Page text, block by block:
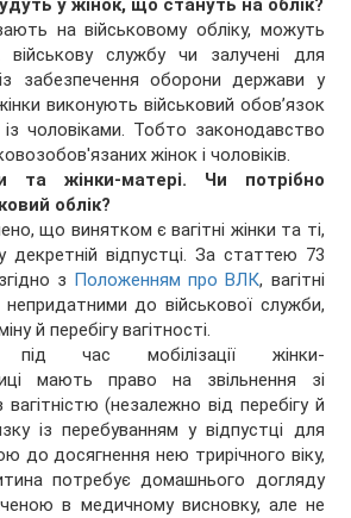
у жінок, що стануть на облік?
на військовому обліку, можуть
військову службу чи залучені для
забезпечення оборони держави у
виконують військовий обов’язок
із чоловіками. Тобто законодавство
жінок і чоловіків.
та жінки-матері. Чи потрібно
облік?
що винятком є вагітні жінки та ті,
відпустці. За статтею 73
з Положенням про ВЛК, вагітні
до військової служби,
й перебігу вагітності.
час мобілізації жінки-
мають право на звільнення зі
(незалежно від перебігу й
із перебуванням у відпустці для
до досягнення нею трирічного віку,
потребує домашнього догляду
в медичному висновку, але не